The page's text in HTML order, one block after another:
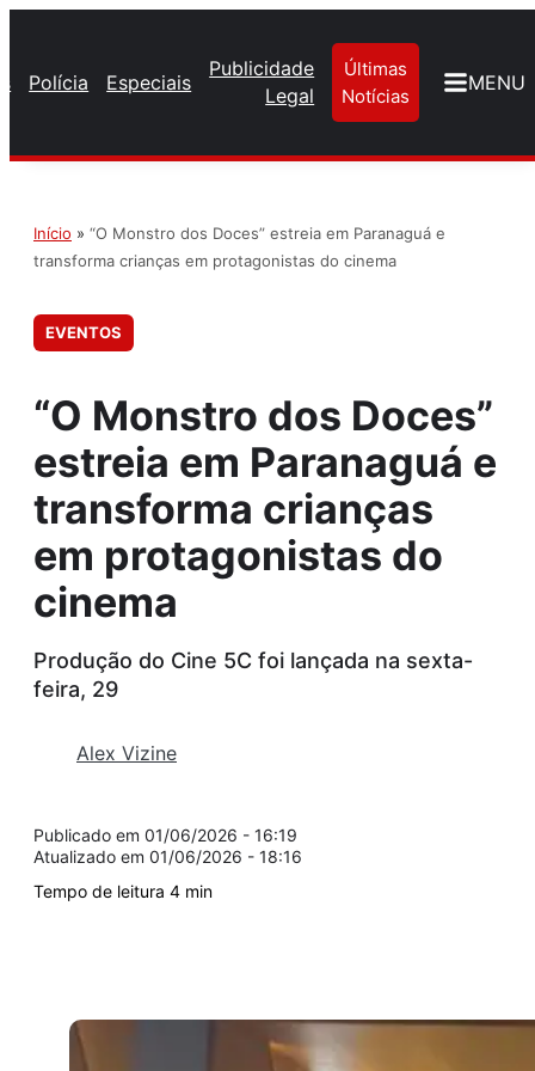
Polícia Especiais
Publicidade
Legal
Últimas
Notícias
MENU
Início » “O Monstro dos Doces” estreia em Paranaguá e
transforma crianças em protagonistas do cinema
EVENTOS
“O Monstro dos Doces”
estreia em Paranaguá e
transforma crianças
em protagonistas do
cinema
Produção do Cine 5C foi lançada na sexta-
feira, 29
Alex Vizine
01/06/2026 - 16:19
01/06/2026 - 18:16